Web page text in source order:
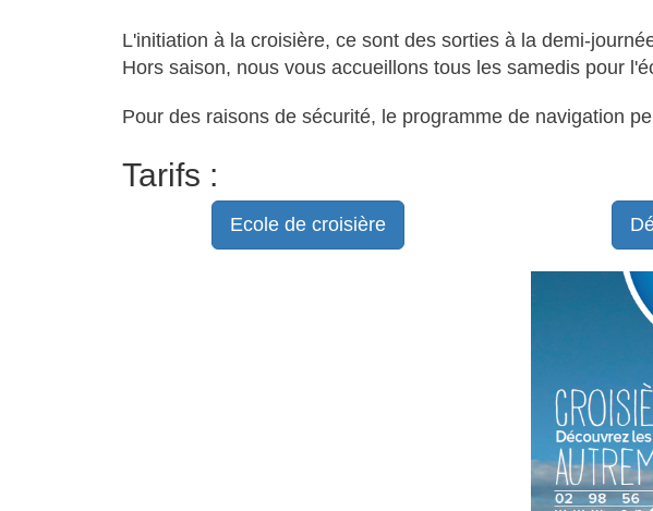
L'initiation à la croisière, ce sont des sorties à la demi-
Hors saison, nous vous accueillons tous les samedis pour
Pour des raisons de sécurité, le programme de navigation
Tarifs :
Ecole de croisière